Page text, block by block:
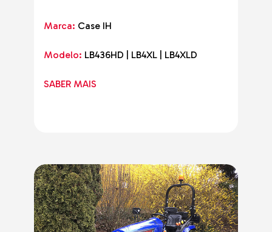
Marca: Case IH
Modelo: LB436HD | LB4XL | LB4XLD
SABER MAIS